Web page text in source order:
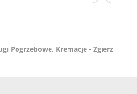
Pogrzebowe, Kremacje - Zgierz